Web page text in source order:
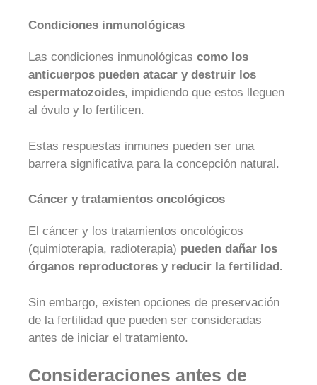
Condiciones inmunológicas
Las condiciones inmunológicas como los
anticuerpos pueden atacar y destruir los
espermatozoides, impidiendo que estos lleguen
al óvulo y lo fertilicen.
Estas respuestas inmunes pueden ser una
barrera significativa para la concepción natural.
Cáncer y tratamientos oncológicos
El cáncer y los tratamientos oncológicos
(quimioterapia, radioterapia) pueden dañar los
órganos reproductores y reducir la fertilidad.
Sin embargo, existen opciones de preservación
de la fertilidad que pueden ser consideradas
antes de iniciar el tratamiento.
Consideraciones antes de